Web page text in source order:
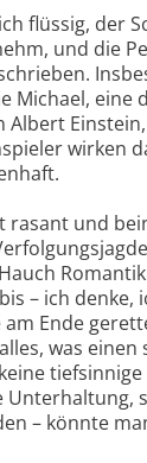
flüssig, der
und die
Michael, eine
Albert
wirken
rasant und
– ich denke,
am Ende
was
Unterhaltung,
– könnte